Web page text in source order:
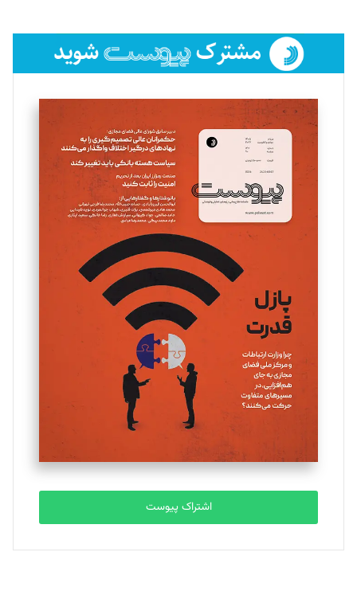
فائزه فتحی رستمی
تحریریه
سروش کرمیان
تحریریه
مینا پاکدل
یسنا امان‌پور
تحریریه
ملینا جعفری
تحریریه
مصطفی مسجدی آرانی
تحریریه
بابک نقاش
تحریریه
اشتراک پیوست